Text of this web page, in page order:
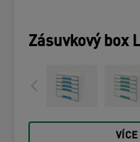
Zásuvkový box
VÍCE